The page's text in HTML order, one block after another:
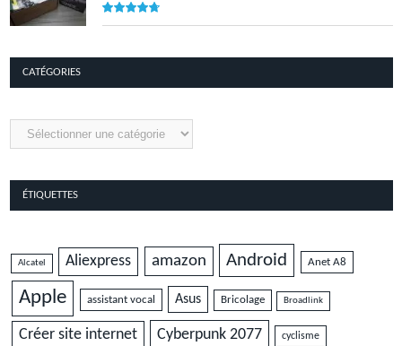
CATÉGORIES
Catégories
ÉTIQUETTES
Alcatel Aliexpress amazon Android Anet A8
Apple assistant vocal Asus Bricolage Broadlink
Créer site internet Cyberpunk 2077 cyclisme